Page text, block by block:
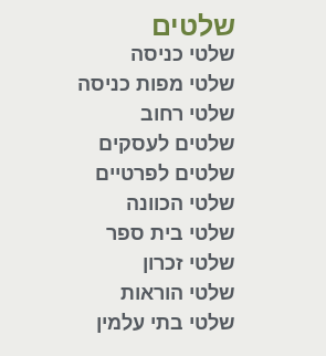
שלטים
שלטי כניסה
שלטי מפות כניסה
שלטי רחוב
שלטים לעסקים
שלטים לפרטיים
שלטי הכוונה
שלטי בית ספר
שלטי זכרון
שלטי הוראות
שלטי בתי עלמין